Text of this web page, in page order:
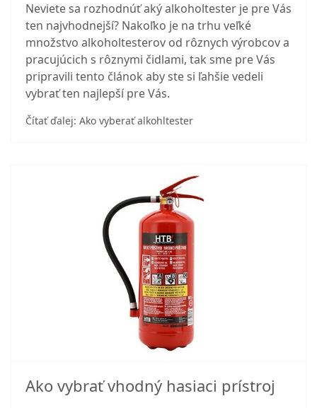
Neviete sa rozhodnúť aký alkoholtester je pre Vás
ten najvhodnejší? Nakoľko je na trhu veľké
množstvo alkoholtesterov od rôznych výrobcov a
pracujúcich s rôznymi čidlami, tak sme pre Vás
pripravili tento článok aby ste si ľahšie vedeli
vybrať ten najlepší pre Vás.
Čítať ďalej: Ako vyberať alkohltester
Ako vybrať vhodný hasiaci prístroj